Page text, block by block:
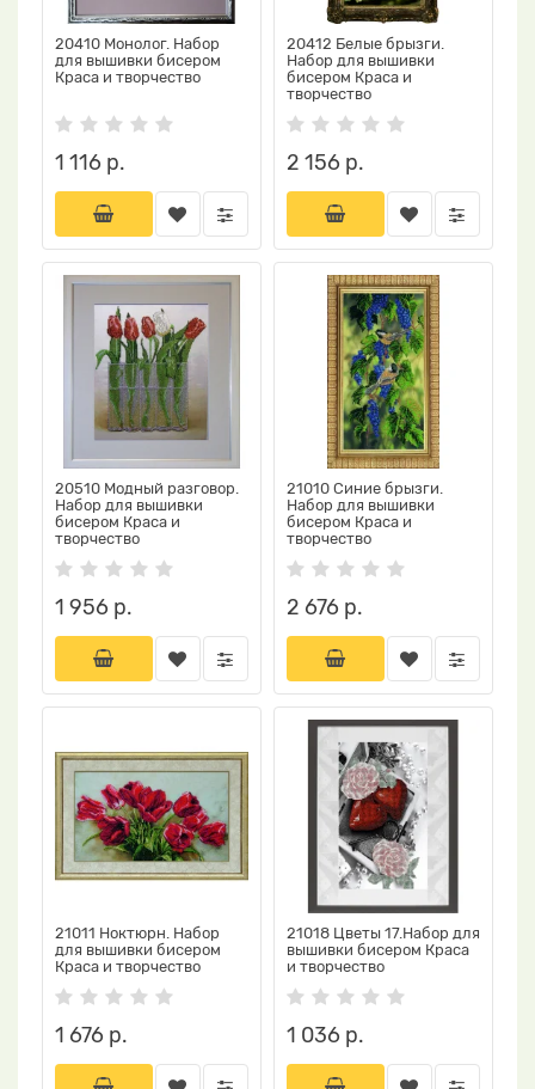
20410 Монолог. Набор
для вышивки бисером
Краса и творчество
1 116 р.
20412 Белые брызги.
Набор для вышивки
бисером Краса и
творчество
2 156 р.
20510 Модный разговор.
Набор для вышивки
бисером Краса и
творчество
1 956 р.
21010 Синие брызги.
Набор для вышивки
бисером Краса и
творчество
2 676 р.
21011 Ноктюрн. Набор
для вышивки бисером
Краса и творчество
1 676 р.
21018 Цветы 17.Набор для
вышивки бисером Краса
и творчество
1 036 р.